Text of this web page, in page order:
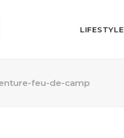
LIFESTYLE
feu-de-camp